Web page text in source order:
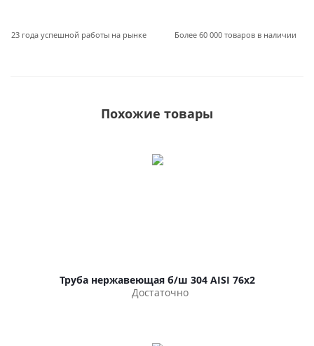
23 года успешной работы на рынке Более 60 000 товаров в наличии
Похожие товары
Труба нержавеющая б/ш 304 AISI 76х2
Достаточно